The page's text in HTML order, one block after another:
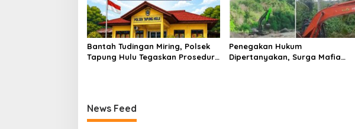
Bantah Tudingan Miring, Polsek
Tapung Hulu Tegaskan Prosedur
Penegakan Hukum
Dipertanyakan, Surga Mafia
News Feed